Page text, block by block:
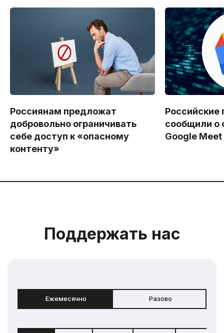
Россиянам предложат
добровольно ограничивать
себе доступ к «опасному
контенту»
Российские
сообщили о
Google Meet
Поддержать нас
Ежемесячно Разово